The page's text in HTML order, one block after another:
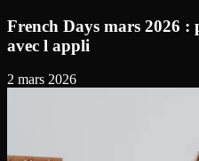
French Days mars 2026
avec l appli
2 mars 2026